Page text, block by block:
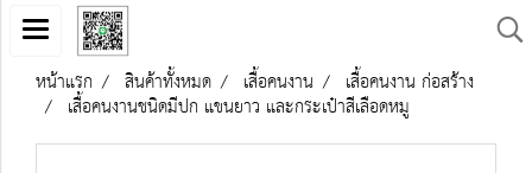
หน้าแรก สินค้าทั้งหมด เสื้อคนงาน เสื้อคนงาน ก่อสร้าง
เสื้อคนงานชนิดมีปก แขนยาว และกระเป๋าสีเลือดหมู